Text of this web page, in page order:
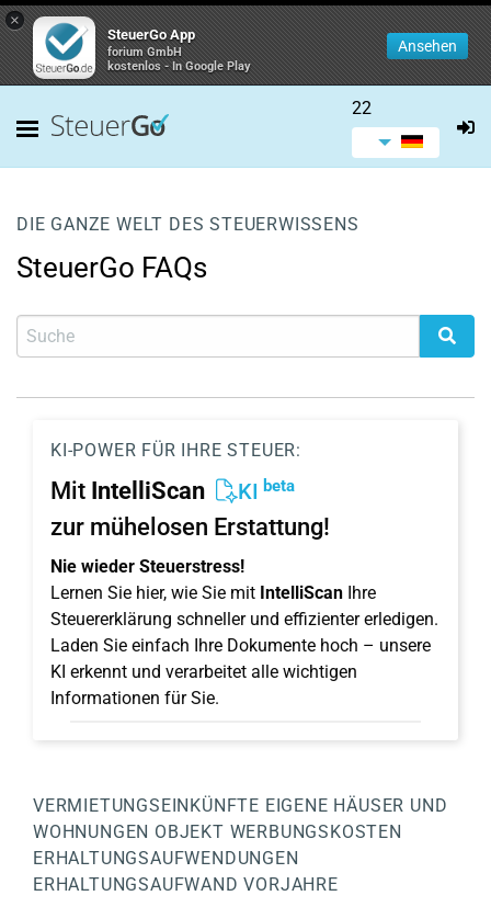
×
SteuerGo App
forium GmbH
kostenlos - In Google Play
Ansehen
22
DIE GANZE WELT DES STEUERWISSENS
SteuerGo FAQs
KI-POWER FÜR IHRE STEUER:
Mit IntelliScan KI beta
zur mühelosen Erstattung!
Nie wieder Steuerstress!
Lernen Sie hier, wie Sie mit IntelliScan Ihre
Steuererklärung schneller und effizienter erledigen.
Laden Sie einfach Ihre Dokumente hoch – unsere
KI erkennt und verarbeitet alle wichtigen
Informationen für Sie.
VERMIETUNGSEINKÜNFTE EIGENE HÄUSER UND
WOHNUNGEN OBJEKT WERBUNGSKOSTEN
ERHALTUNGSAUFWENDUNGEN
ERHALTUNGSAUFWAND VORJAHRE